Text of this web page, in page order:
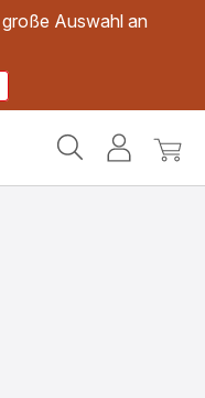
Auswahl an
Mein
Mein